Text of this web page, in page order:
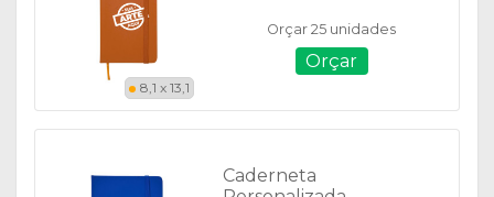
8,1 x 13,1
Pauta - 12513SN
Orçar 25 unidades
Orçar
Caderneta